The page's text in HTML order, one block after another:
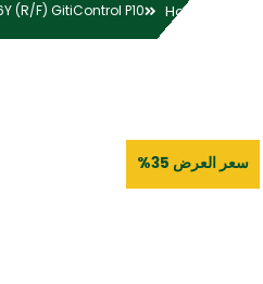
Home
(R/F) GitiControl P10
سعر العرض 35%